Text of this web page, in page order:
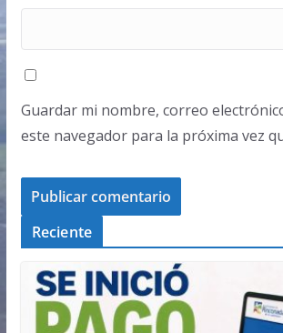
Guardar mi nombre, correo
este navegador para la próxima vez
Reciente